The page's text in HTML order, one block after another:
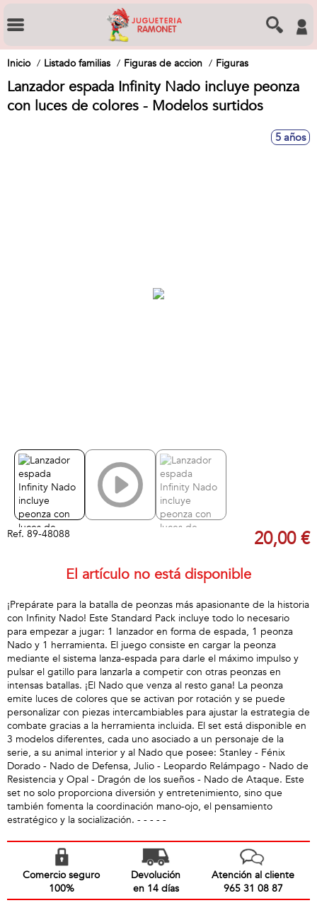
Inicio Listado familias Figuras de accion Figuras
Lanzador espada Infinity Nado incluye peonza
con luces de colores - Modelos surtidos
5 años
Ref. 89-48088 20,00 €
El artículo no está disponible
¡Prepárate para la batalla de peonzas más apasionante de la historia
con Infinity Nado! Este Standard Pack incluye todo lo necesario
para empezar a jugar: 1 lanzador en forma de espada, 1 peonza
Nado y 1 herramienta. El juego consiste en cargar la peonza
mediante el sistema lanza-espada para darle el máximo impulso y
pulsar el gatillo para lanzarla a competir con otras peonzas en
intensas batallas. ¡El Nado que venza al resto gana! La peonza
emite luces de colores que se activan por rotación y se puede
personalizar con piezas intercambiables para ajustar la estrategia de
combate gracias a la herramienta incluida. El set está disponible en
3 modelos diferentes, cada uno asociado a un personaje de la
serie, a su animal interior y al Nado que posee: Stanley - Fénix
Dorado - Nado de Defensa, Julio - Leopardo Relámpago - Nado de
Resistencia y Opal - Dragón de los sueños - Nado de Ataque. Este
set no solo proporciona diversión y entretenimiento, sino que
también fomenta la coordinación mano-ojo, el pensamiento
estratégico y la socialización. - - - - -
Comercio seguro
100%
Devolución
en 14 días
Atención al cliente
965 31 08 87